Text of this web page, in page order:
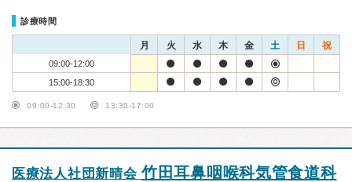
診療時間
月 火 水 木 金 土 日 祝
09:00-12:00
15:00-18:30
09:00-12:30 13:30-17:00
医療法人社団新晴会 竹田耳鼻咽喉科気管食道科